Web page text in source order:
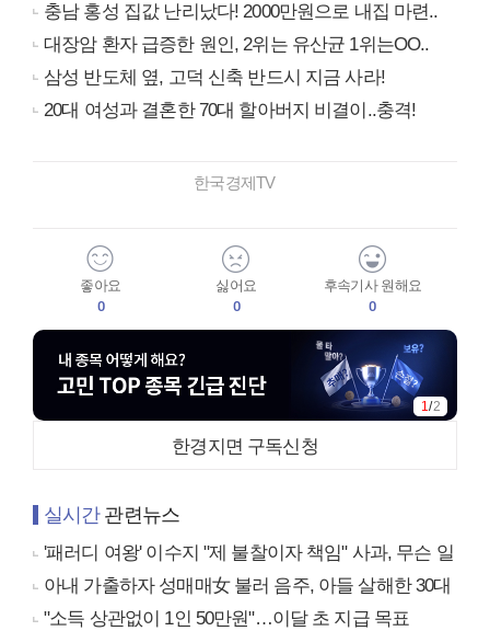
충남 홍성 집값 난리났다! 2000만원으로 내집 마련..
대장암 환자 급증한 원인, 2위는 유산균 1위는OO..
삼성 반도체 옆, 고덕 신축 반드시 지금 사라!
20대 여성과 결혼한 70대 할아버지 비결이..충격!
한국경제TV
좋아요
0
싫어요
0
후속기사 원해요
0
1 /2
한경지면 구독신청
실시간관련뉴스
'패러디 여왕' 이수지 "제 불찰이자 책임" 사과, 무슨 일
아내 가출하자 성매매女 불러 음주, 아들 살해한 30대
"소득 상관없이 1인 50만원"…이달 초 지급 목표